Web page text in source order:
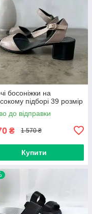
босоніжки на
підборі 39 розмір
до відправки
₴ 1 570 ₴
Купити